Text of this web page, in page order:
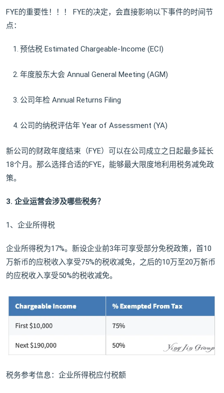
FYE的重要性！！！ FYE的决定，会直接影响以下事件的时间节
点：
预估税 Estimated Chargeable-Income (ECI)
年度股东大会 Annual General Meeting (AGM)
公司年检 Annual Returns Filing
公司的纳税评估年 Year of Assessment (YA)
新公司的财政年度结束（FYE）可以在公司成立之日起最多延长
18个月。那么选择合适的FYE，能够最大限度地利用税务减免政
策。
3. 企业运营会涉及哪些税务？
1、企业所得税
企业所得税为17%。新设企业前3年可享受部分免税政策，首10
万新币的应税收入享受75%的税收减免，之后的10万至20万新币
的应税收入享受50%的税收减免。
税务参考信息：企业所得税应付税额